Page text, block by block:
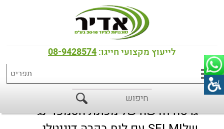
לייעוץ מקצועי חייגו:08-9428574
דף הבית>כל המוצרים>שוקולד
LEGEND מכונת טמפרינג 24 קג
גרסה חדשה של מכונת הטמפרינג